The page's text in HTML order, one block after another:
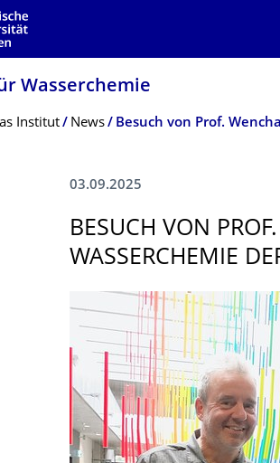
Wasserchemie
Menü
Institut News Besuch von Prof.
03.09.2025
BESUCH VON
WASSERCHEMIE